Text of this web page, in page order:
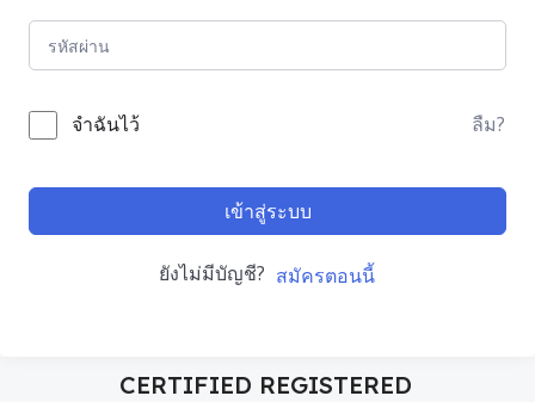
จำฉันไว้ ลืม?
เข้าสู่ระบบ
ยังไม่มีบัญชี? สมัครตอนนี้
CERTIFIED REGISTERED